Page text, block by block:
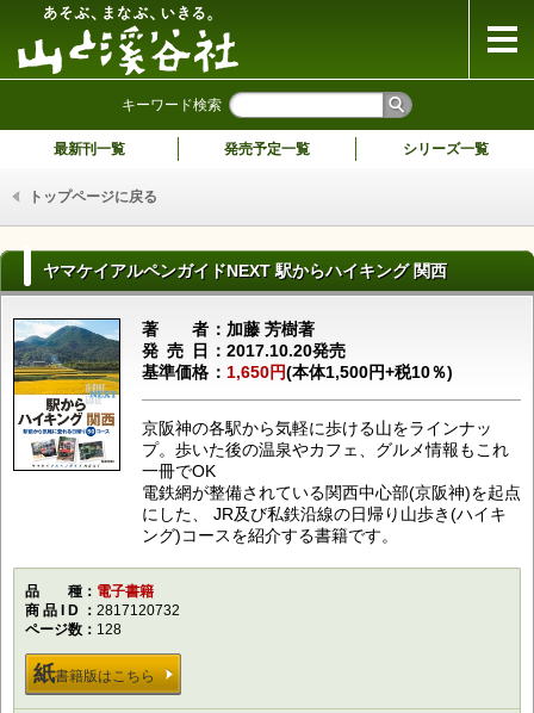
キーワード検索
最新刊一覧 発売予定一覧 シリーズ一覧
トップページに戻る
ヤマケイアルペンガイドNEXT 駅からハイキング 関西
著者加藤 芳樹著
発売日 2017.10.20発売
基準価格
1,650円(本体1,500円+税10％)
京阪神の各駅から気軽に歩ける山をラインナッ
プ。歩いた後の温泉やカフェ、グルメ情報もこれ
一冊でOK
電鉄網が整備されている関西中心部(京阪神)を起点
にした、 JR及び私鉄沿線の日帰り山歩き(ハイキ
ング)コースを紹介する書籍です。
品種電子書籍
商品ID
2817120732
ページ数
128
紙書籍版はこちら